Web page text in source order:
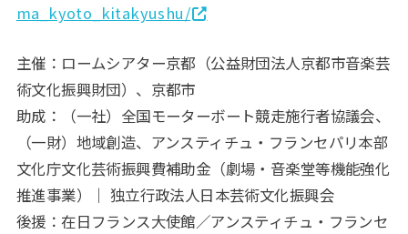
ma_kyoto_kitakyushu/
主催：ロームシアター京都（公益財団法人京都市音楽芸
術文化振興財団）、京都市
助成：（一社）全国モーターボート競走施行者協議会、
（一財）地域創造、アンスティチュ・フランセパリ本部
文化庁文化芸術振興費補助金（劇場・音楽堂等機能強化
推進事業）｜ 独立行政法人日本芸術文化振興会
後援：在日フランス大使館／アンスティチュ・フランセ